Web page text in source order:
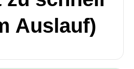
Auslauf)